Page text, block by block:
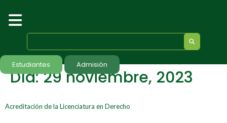
Estudiantes Admisión
Día:29 noviembre, 2023
Acreditación de la Licenciatura en Derecho